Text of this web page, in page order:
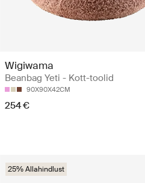
Wigiwama
Beanbag Yeti - Kott-toolid
90X90X42CM
254 €
25% Allahindlust